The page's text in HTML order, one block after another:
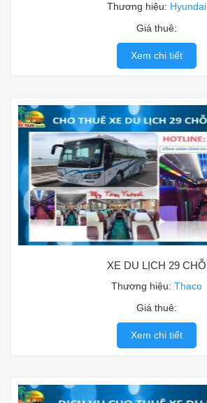
Thương hiệu: Hyundai
Giá thuê:
Xem chi tiết
XE DU LỊCH 29 CHỖ
Thương hiệu: Thaco
Giá thuê:
Xem chi tiết